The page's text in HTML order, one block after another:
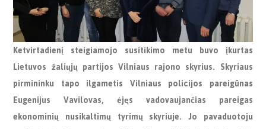
Ketvirtadienį steigiamojo susitikimo metu buvo įkurtas
Lietuvos žaliųjų partijos Vilniaus rajono skyrius. Skyriaus
pirmininku tapo ilgametis Vilniaus policijos pareigūnas
Eugenijus Vavilovas, ėjęs vadovaujančias pareigas
ekonominių nusikaltimų tyrimų skyriuje. Jo pavaduotoju